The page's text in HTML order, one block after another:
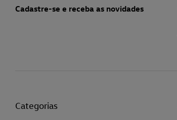
Cadastre-se e receba as novidades
Categorias